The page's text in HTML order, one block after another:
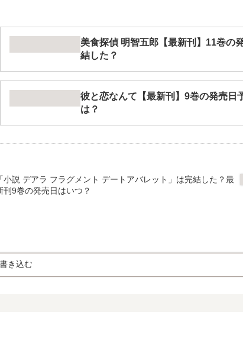
美食探偵 明智五郎【最新刊】11巻の
結した？
彼と恋なんて【最新刊】9巻の発売日
は？
「小説 デアラ フラグメント デートアバレット」は完結した？最
刊9巻の発売日はいつ？
き込む